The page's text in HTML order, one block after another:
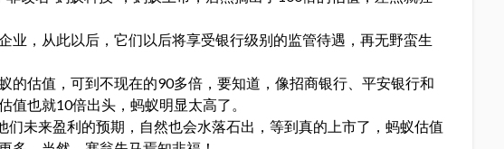
业，从此以后，它们以后将享受银行级别的监管待遇，再无野蛮生
的估值，可到不现在的90多倍，要知道，像招商银行、平安银行和
值也就10倍出头，蚂蚁明显太高了。
们未来盈利的预期，自然也会水落石出，等到真的上市了，蚂蚁估值